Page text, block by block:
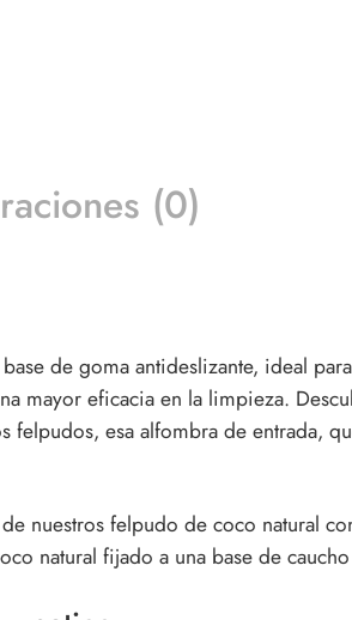
(0)
de goma antideslizante, ideal
mayor eficacia en la limpieza.
esa alfombra de entrada,
nuestros felpudo de coco natural
natural fijado a una base de